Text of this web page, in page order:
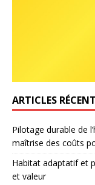
ARTICLES
Pilotage durable de
maîtrise des coûts
Habitat adaptatif et
et valeur